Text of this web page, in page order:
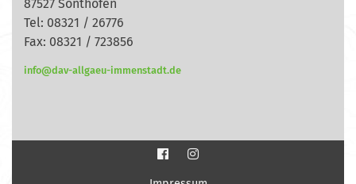
87527 Sonthofen
Tel: 08321 / 26776
Fax: 08321 / 723856
info@dav-allgaeu-immenstadt.de